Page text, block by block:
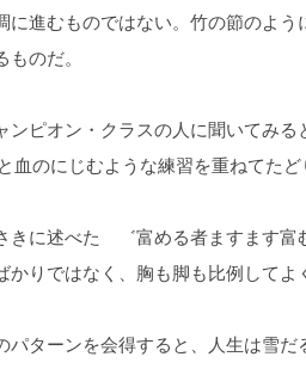
に進むものではない。竹の節のよ
のだ。
ピオン・クラスの人に聞いてみる
血のにじむような練習を重ねてた
きに述べた ゛富める者ますます富
かりではなく、胸も脚も比例してよ
ターンを会得すると、人生は雪だ